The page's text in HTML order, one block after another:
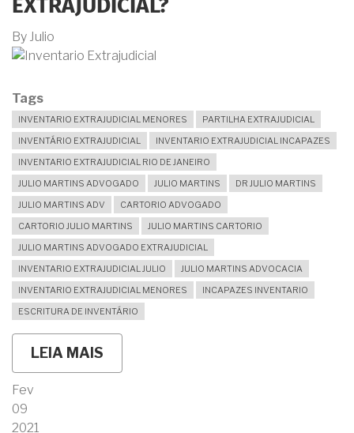
EXTRAJUDICIAL?
By Julio
Tags
INVENTARIO EXTRAJUDICIAL MENORES
PARTILHA EXTRAJUDICIAL
INVENTÁRIO EXTRAJUDICIAL
INVENTARIO EXTRAJUDICIAL INCAPAZES
INVENTARIO EXTRAJUDICIAL RIO DE JANEIRO
JULIO MARTINS ADVOGADO
JULIO MARTINS
DR JULIO MARTINS
JULIO MARTINS ADV
CARTORIO ADVOGADO
CARTORIO JULIO MARTINS
JULIO MARTINS CARTORIO
JULIO MARTINS ADVOGADO EXTRAJUDICIAL
INVENTARIO EXTRAJUDICIAL JULIO
JULIO MARTINS ADVOCACIA
INVENTARIO EXTRAJUDICIAL MENORES
INCAPAZES INVENTARIO
ESCRITURA DE INVENTÁRIO
LEIA MAIS
PAIS
Fev
09
2021